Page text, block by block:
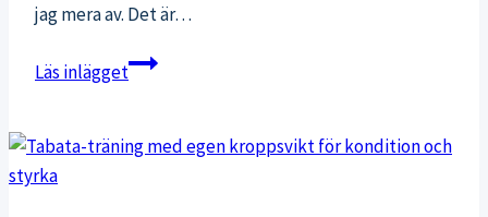
jag mera av. Det är…
Läs inläggetDadlar
Naturligt